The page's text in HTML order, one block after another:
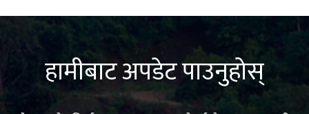
हामीबाट अपडेट पाउनुहोस्